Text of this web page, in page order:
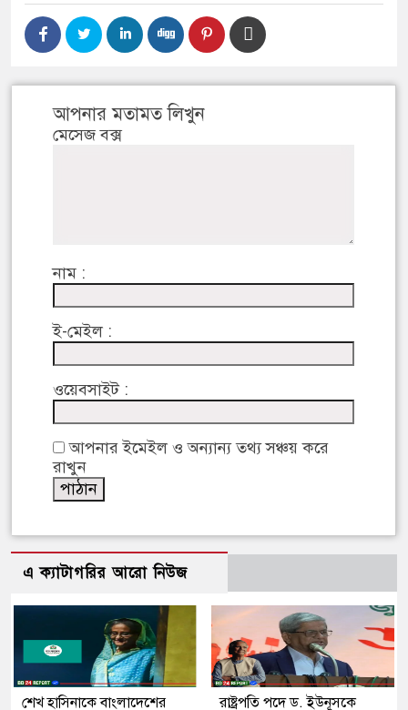
আপনার মতামত লিখুন
মেসেজ বক্স
নাম :
ই-মেইল :
ওয়েবসাইট :
আপনার ইমেইল ও অন্যান্য তথ্য সঞ্চয় করে
রাখুন
এ ক্যাটাগরির আরো নিউজ
শেখ হাসিনাকে বাংলাদেশের রাষ্ট্রপতি পদে ড. ইউনূসকে